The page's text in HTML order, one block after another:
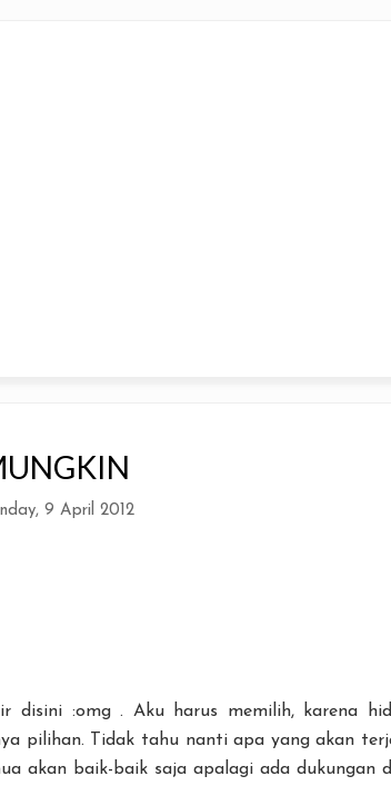
9 April 2012
disini :omg . Aku harus memilih, karena
pilihan. Tidak tahu nanti apa yang akan
akan baik-baik saja apalagi ada dukungan